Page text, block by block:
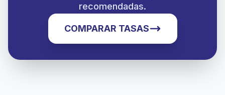
recomendadas.
COMPARAR TASAS